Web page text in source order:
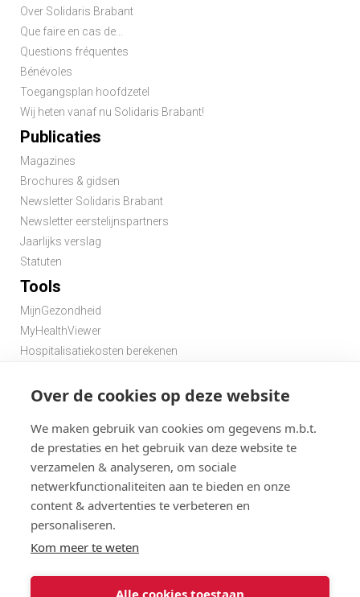
Over de cookies op deze website
We maken gebruik van cookies om gegevens m.b.t.
de prestaties en het gebruik van deze website te
verzamelen & analyseren, om sociale
netwerkfunctionaliteiten aan te bieden en onze
content & advertenties te verbeteren en
personaliseren.
Kom meer te weten
Alle cookies toestaan
Over Solidaris Brabant
Que faire en cas de...
Questions fréquentes
Bénévoles
Toegangsplan hoofdzetel
Wij heten vanaf nu Solidaris Brabant!
Publicaties
Magazines
Brochures & gidsen
Newsletter Solidaris Brabant
Newsletter eerstelijnspartners
Jaarlijks verslag
Statuten
Tools
MijnGezondheid
MyHealthViewer
Hospitalisatiekosten berekenen
Zoek een apotheek in de buurt
@ 2026
Disclaimer
Menu